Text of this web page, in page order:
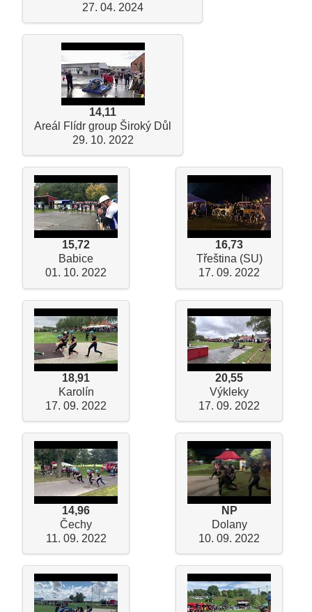
27. 04. 2024
14,11
Areál Flídr group Široký Důl
29. 10. 2022
15,72
Babice
01. 10. 2022
16,73
Třeština (SU)
17. 09. 2022
18,91
Karolín
17. 09. 2022
20,55
Výkleky
17. 09. 2022
14,96
Čechy
11. 09. 2022
NP
Dolany
10. 09. 2022